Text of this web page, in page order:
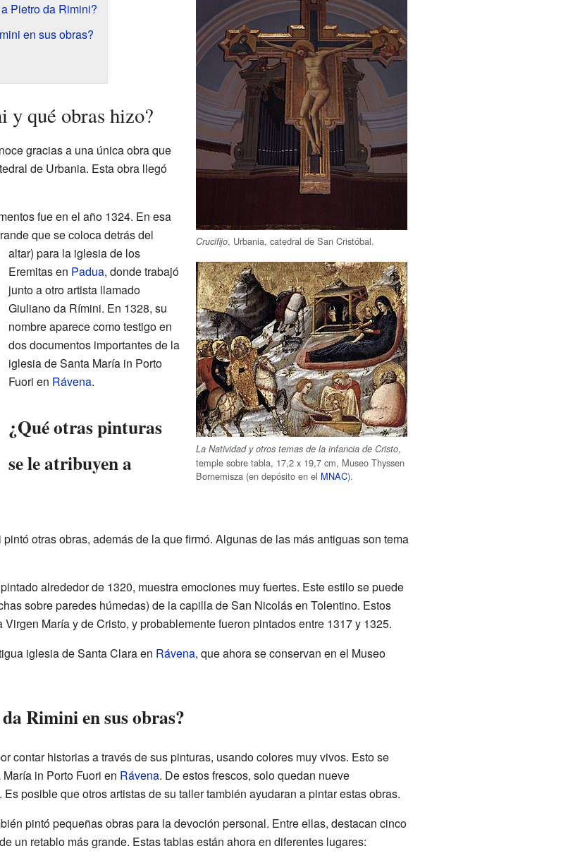
Crucifijo, Urbania, catedral de San Cristóbal.
La Natividad y otros temas de la infancia de Cristo,
temple sobre tabla, 17,2 x 19,7 cm, Museo Thyssen
Bornemisza (en depósito en el MNAC).
Pietro da Rimini?
en sus obras?
y qué obras hizo?
gracias a una única obra que
de Urbania. Esta obra llegó
fue en el año 1324. En esa
que se coloca detrás del
altar) para la iglesia de los
Eremitas en Padua, donde trabajó
junto a otro artista llamado
Giuliano da Rímini. En 1328, su
nombre aparece como testigo en
dos documentos importantes de la
iglesia de Santa María in Porto
Fuori en Rávena.
¿Qué otras pinturas
se le atribuyen a
otras obras, además de la que firmó. Algunas de las más antiguas son tema
alrededor de 1320, muestra emociones muy fuertes. Este estilo se puede
sobre paredes húmedas) de la capilla de San Nicolás en Tolentino. Estos
María y de Cristo, y probablemente fueron pintados entre 1317 y 1325.
iglesia de Santa Clara en Rávena, que ahora se conservan en el Museo
Rimini en sus obras?
contar historias a través de sus pinturas, usando colores muy vivos. Esto se
in Porto Fuori en Rávena. De estos frescos, solo quedan nueve
posible que otros artistas de su taller también ayudaran a pintar estas obras.
pintó pequeñas obras para la devoción personal. Entre ellas, destacan cinco
un retablo más grande. Estas tablas están ahora en diferentes lugares: